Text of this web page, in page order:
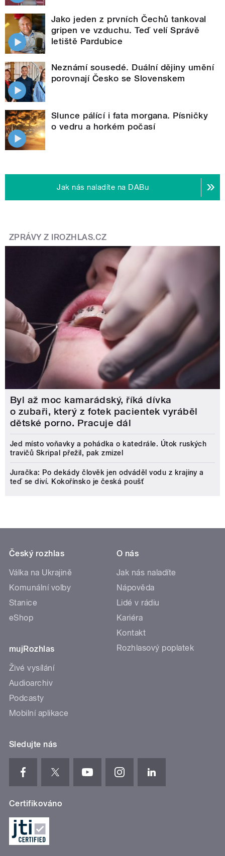
Jako jeden z prvních Čechů tankoval
gripen ve vzduchu. Teď velí Správě
letiště Pardubice
Neznámí sousedé. Duální dějiny umění
porovnají Česko se Slovenskem
Slunce pálící i fata morgana. Písničky
o vedru a horkém počasí
Jak nás naladíte na DABu
ZPRÁVY Z IROZHLAS.CZ
Byl až moc kamarádský, říká dívka
o zubaři, který z fotek pacientek vyráběl
dětské porno. Pracuje dál
Jed místo voňavky a pohádka o katedrále. Útok ruských
travičů Skripal přežil, pak zmizel
Juračka: Po dekády člověk jen odváděl vodu z krajiny a
teď se diví. Kokořínsko je česká poušť
Český rozhlas
Válka na Ukrajině
Komunální volby
Stanice
eShop
mujRozhlas
Živé vysílání
Audioarchiv
Podcasty
Mobilní aplikace
O nás
Jak nás naladíte
Nápověda
Lidé v rádiu
Kariéra
Kontakt
Rozhlasový poplatek
Sledujte nás
Certifikováno